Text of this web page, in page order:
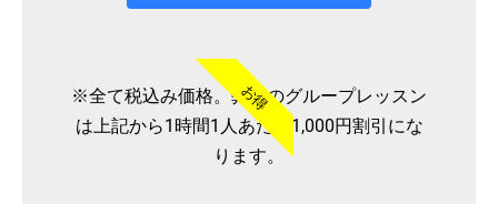
お得
※全て税込み価格。弊社のグループレッスン
は上記から1時間1人あたり1,000円割引にな
ります。